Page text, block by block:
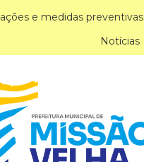
e medidas preventivas
Notícias